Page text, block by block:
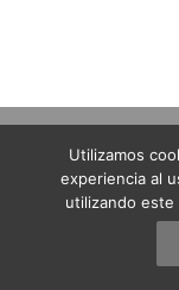
Utilizamos
experiencia al
utilizando este